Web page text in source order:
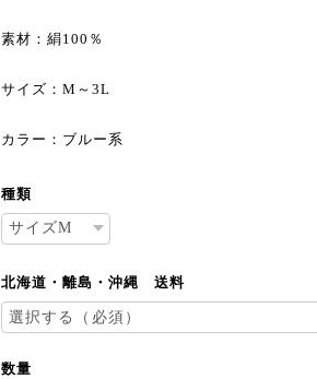
素材：絹100％
サイズ：M～3L
カラー：ブルー系
種類
北海道・離島・沖縄 送料
数量